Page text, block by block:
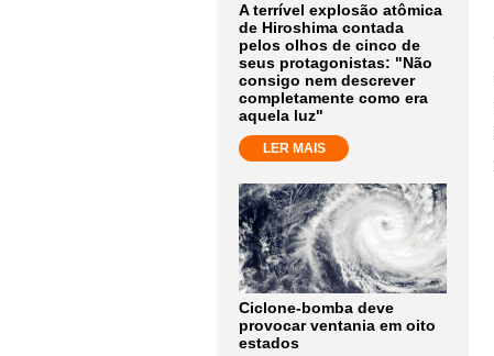
A terrível explosão atômica
de Hiroshima contada
pelos olhos de cinco de
seus protagonistas: "Não
consigo nem descrever
completamente como era
aquela luz"
LER MAIS
Ciclone-bomba deve
provocar ventania em oito
estados